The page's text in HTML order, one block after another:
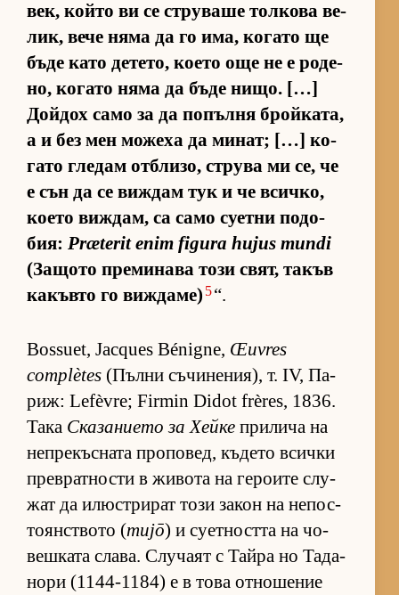
век, който ви се стру­ваше тол­кова ве­
лик, вече няма да го има, ко­гато ще
бъде като де­те­то, ко­ето още не е ро­де­
но, ко­гато няма да бъде ни­що. […]
Дой­дох само за да по­пълня брой­ка­та,
а и без мен мо­жеха да ми­нат; […] ко­
гато гле­дам от­б­ли­зо, струва ми се, че
е сън да се виж­дам тук и че всич­ко,
ко­ето виж­дам, са само су­етни по­до­
бия: Præterit enim figura hujus mundi
(За­щото пре­ми­нава този свят, та­къв
ка­къвто го виж­да­ме) 5“.
Bossuet, Jacques Bénigne, Œuvres
complètes (Пълни съ­чи­не­ни­я), т. IV, Па­
риж: Lefèvre; Firmin Didot frères, 1836.
Така Ска­за­ни­ето за Хейке при­лича на
неп­ре­къс­ната про­по­вед, къ­дето всички
прев­рат­ности в жи­вота на ге­ро­ите слу­
жат да илюс­т­ри­рат този за­кон на не­пос­
то­ян­с­т­вото (mujō) и су­ет­ността на чо­
веш­ката сла­ва. Слу­чаят с Тайра но Та­да­
нори (1144-1184) е в това от­но­ше­ние